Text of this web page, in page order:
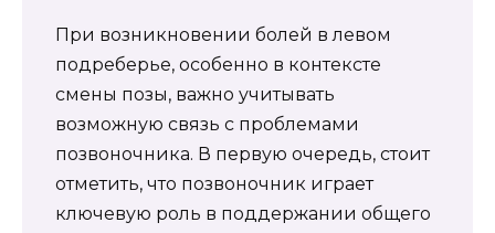
При возникновении болей в левом
подреберье, особенно в контексте
смены позы, важно учитывать
возможную связь с проблемами
позвоночника. В первую очередь, стоит
отметить, что позвоночник играет
ключевую роль в поддержании общего